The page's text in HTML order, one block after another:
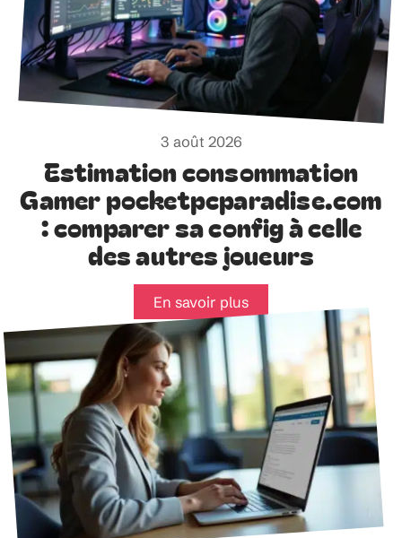
3 août 2026
Estimation consommation
Gamer pocketpcparadise.com
: comparer sa config à celle
des autres joueurs
En savoir plus